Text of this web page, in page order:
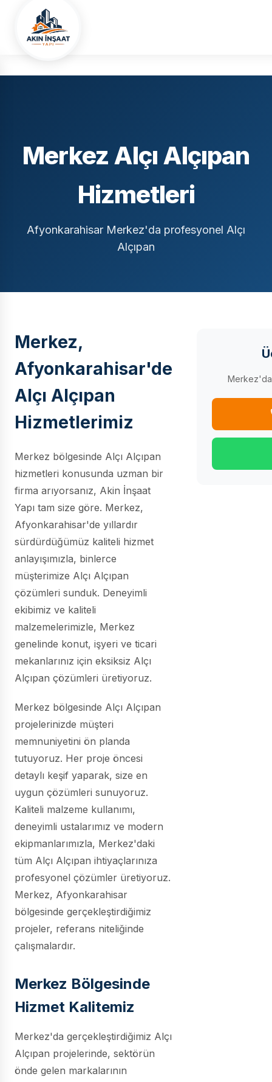
Ana Sayfa
Alçı Alçıpan
Merkez Alçı Alçıpan
Hizmetleri
Afyonkarahisar Merkez'da profesyonel Alçı
Alçıpan
Merkez,
Afyonkarahisar'de
Alçı Alçıpan
Hizmetlerimiz
Merkez bölgesinde Alçı Alçıpan
hizmetleri konusunda uzman bir
firma arıyorsanız, Akin İnşaat
Yapı tam size göre. Merkez,
Afyonkarahisar'de yıllardır
sürdürdüğümüz kaliteli hizmet
anlayışımızla, binlerce
müşterimize Alçı Alçıpan
çözümleri sunduk. Deneyimli
ekibimiz ve kaliteli
malzemelerimizle, Merkez
genelinde konut, işyeri ve ticari
mekanlarınız için eksiksiz Alçı
Alçıpan çözümleri üretiyoruz.
Merkez bölgesinde Alçı Alçıpan
projelerinizde müşteri
memnuniyetini ön planda
tutuyoruz. Her proje öncesi
detaylı keşif yaparak, size en
uygun çözümleri sunuyoruz.
Kaliteli malzeme kullanımı,
deneyimli ustalarımız ve modern
ekipmanlarımızla, Merkez'daki
tüm Alçı Alçıpan ihtiyaçlarınıza
profesyonel çözümler üretiyoruz.
Merkez, Afyonkarahisar
bölgesinde gerçekleştirdiğimiz
projeler, referans niteliğinde
çalışmalardır.
Merkez Bölgesinde
Hizmet Kalitemiz
Merkez'da gerçekleştirdiğimiz Alçı
Alçıpan projelerinde, sektörün
önde gelen markalarının